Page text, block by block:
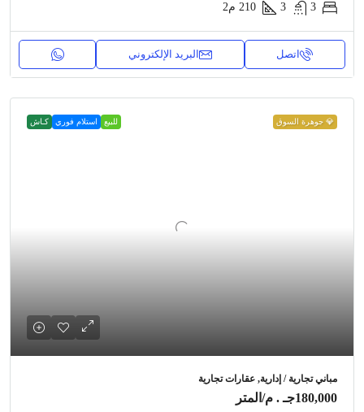
3
3
210 م2
اتصل البريد الإلكتروني
💎 جوهرة السوق للبيع استلام فوري كـاش
مباني تجارية / إدارية, عقارات تجارية
180,000جـ . م /المتر